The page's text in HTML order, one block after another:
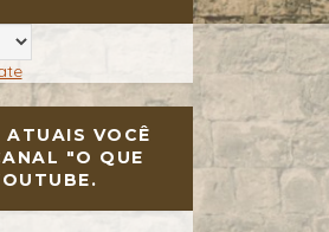
ATUAIS VOCÊ
"O QUE